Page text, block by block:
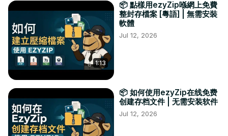
MCWORLD, MCADDON, MCTEMPLATE, MCGAME, VPK,
PK3, PK4, PKZ, CRX, XPI, KMZ, CBR, CBZ, CB7, CBA,
MAFF, WEBZ, B64, TB64, UU, UUE, ZED, ZI, PIZ, ZAB, IPA,
LXF, IFCZIP, GDZ, LQM, TPSR, UBZ, MBZ, SAR, SCS, DMS,
ADF, ADZ, LHF, HDF, PP, ICE, CRM, JAM, RNC1, RNC2,
XPKF, XPK, IMP, SC, LOB, TPWM, VIC, VIC2, JEK, PMC1,
PMC2, MMCMP, SB3, SB2, SB, LOVE, SNAP, FLATPAK,
SHAR, WAD, GRP, HOG, POD, BSA, BA2, BIG, PAK, NCO,
IWD and GMA.
Komut satırı yok, ek yazılım yok—sadece birden fazla
arşivi hızlı ve sorunsuz bir şekilde tek bir dosyada
1:13
📦 點樣用ezyZip喺網上免費
整封存檔案 [粵語] | 無需安裝
軟體
Jul 12, 2026
📦 如何使用ezyZip在线免费
创建存档文件 | 无需安装软件
Jul 12, 2026